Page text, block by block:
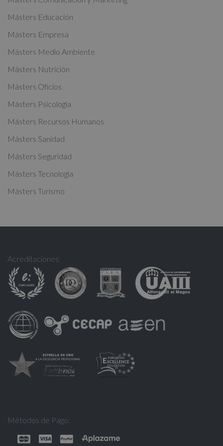
n
a
t
v
e
:
Másters Educación
Másters Empresa
Másters Medio Ambiente
Másters Nutrición
Másters Oficios
Másters Psicología
Másters Recursos Humanos
Másters Sanidad
Másters Seguridad
Másters Tecnología
Másters Turismo
Acreditaciones:
Métodos de Pago: